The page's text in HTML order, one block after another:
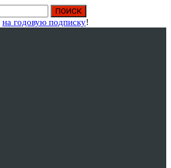
на годовую подписку!